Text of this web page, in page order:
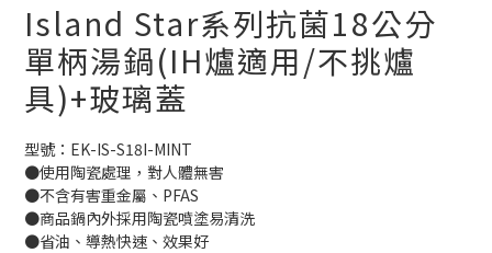
Island Star系列抗菌18公分
單柄湯鍋(IH爐適用/不挑爐
具)+玻璃蓋
型號：EK-IS-S18I-MINT
●使用陶瓷處理，對人體無害
●不含有害重金屬、PFAS
●商品鍋內外採用陶瓷噴塗易清洗
●省油、導熱快速、效果好